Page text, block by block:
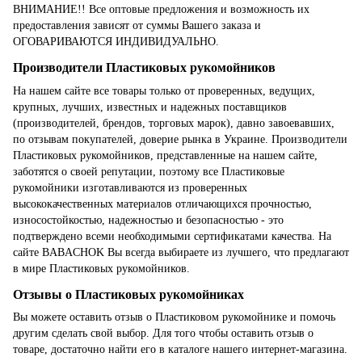
ВНИМАНИЕ!! Все оптовые предложения и возможность их
предоставления зависят от суммы Вашего заказа и
ОГОВАРИВАЮТСЯ ИНДИВИДУАЛЬНО.
Производители Пластиковых рукомойников
На нашем сайте все товары только от проверенных, ведущих,
крупных, лучших, известных и надежных поставщиков
(производителей, брендов, торговых марок), давно завоевавших,
по отзывам покупателей, доверие рынка в Украине. Производители
Пластиковых рукомойников, представленные на нашем сайте,
заботятся о своей репутации, поэтому все Пластиковые
рукомойники изготавливаются из проверенных
высококачественных материалов отличающихся прочностью,
износостойкостью, надежностью и безопасностью - это
подтверждено всеми необходимыми сертификатами качества. На
сайте BABACHOK Вы всегда выбираете из лучшего, что предлагают
в мире Пластиковых рукомойников.
Отзывы о Пластиковых рукомойниках
Вы можете оставить отзыв о Пластиковом рукомойнике и помочь
другим сделать свой выбор. Для того чтобы оставить отзыв о
товаре, достаточно найти его в каталоге нашего интернет-магазина.